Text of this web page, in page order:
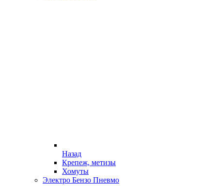
Назад
Крепеж, метизы
Хомуты
Электро Бензо Пневмо